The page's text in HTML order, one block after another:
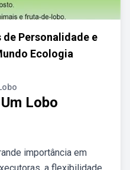
Personalidade e
Ecologia
Lobo
importância em